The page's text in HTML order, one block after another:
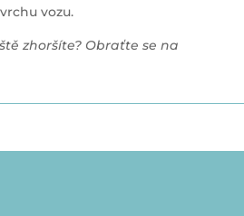
vozu.
zhoršíte? Obraťte se na